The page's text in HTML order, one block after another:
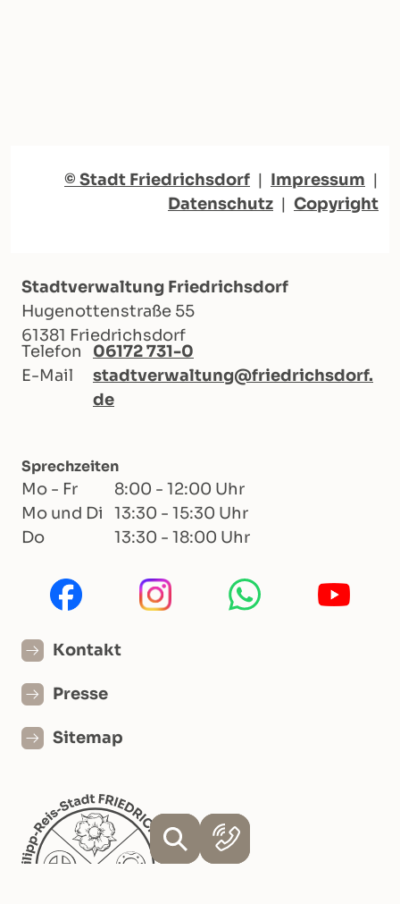
© Stadt Friedrichsdorf | Impressum |
Datenschutz | Copyright
Stadtverwaltung Friedrichsdorf
Hugenottenstraße 55
61381 Friedrichsdorf
Telefon
06172 731-0
E-Mail
stadtverwaltung@friedrichsdorf.
de
Sprechzeiten
Mo - Fr
8:00 - 12:00 Uhr
Mo und Di
13:30 - 15:30 Uhr
Do
13:30 - 18:00 Uhr
Kontakt
Presse
Sitemap